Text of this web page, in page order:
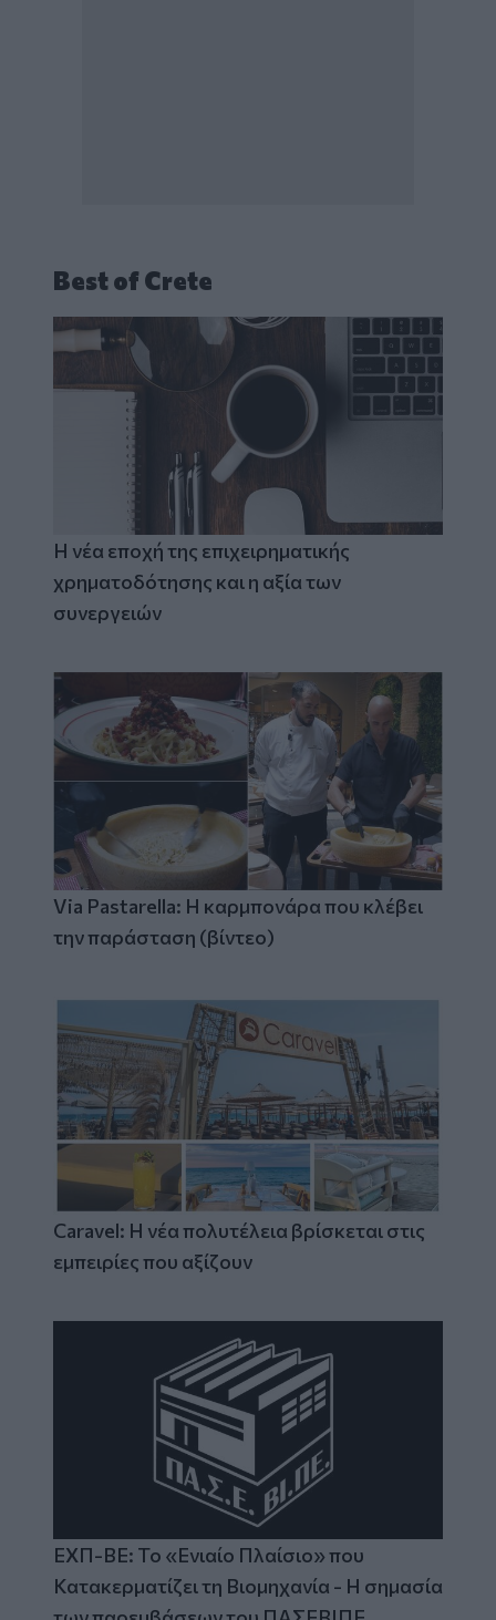
Best of Crete
Η νέα εποχή της επιχειρηματικής
χρηματοδότησης και η αξία των
συνεργειών
Via Pastarella: Η καρμπονάρα που κλέβει
την παράσταση (βίντεο)
Caravel: Η νέα πολυτέλεια βρίσκεται στις
εμπειρίες που αξίζουν
ΕΧΠ-ΒΕ: Το «Ενιαίο Πλαίσιο» που
Κατακερματίζει τη Βιομηχανία - Η σημασία